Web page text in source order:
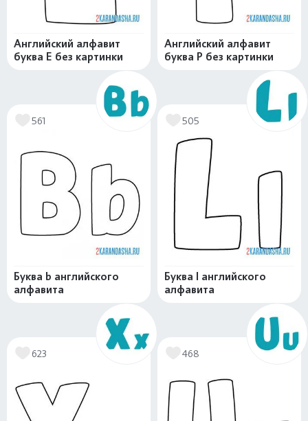
Английский алфавит
буква E без картинки
Английский алфавит
буква P без картинки
561
Буква b английского
алфавита
505
Буква l английского
алфавита
623 468